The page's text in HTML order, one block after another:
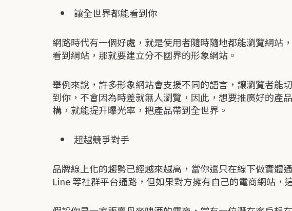
讓全世界都能看到你
網路時代有一個好處，就是使用者隨時隨地都能瀏覽網站
看到網站，那就要建立分不國界的形象網站。
舉例來說，許多形象網站會支援不同的語言，讓瀏覽者能
到你，不會因為時差就無人瀏覽，因此，想要推廣好的產
構，就能提升曝光率，把產品帶到全世界。
超越競爭對手
品牌線上化的趨勢已經越來越高，當你還只在線下做實體
Line 等社群平台通路，但如果對方擁有自己的電商網站，